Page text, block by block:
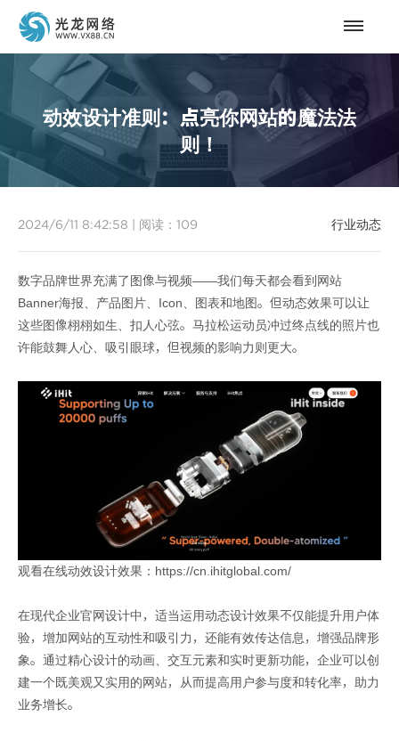
动效设计准则：点亮你网站的魔法法
则！
行业动态
2024/6/11 8:42:58 阅读： 109
数字品牌世界充满了图像与视频——我们每天都会看到网站
Banner海报、产品图片、Icon、图表和地图。但动态效果可以让
这些图像栩栩如生、扣人心弦。马拉松运动员冲过终点线的照片也
许能鼓舞人心、吸引眼球，但视频的影响力则更大。
观看在线动效设计效果：https://cn.ihitglobal.com/
在现代企业官网设计中，适当运用动态设计效果不仅能提升用户体
验，增加网站的互动性和吸引力，还能有效传达信息，增强品牌形
象。通过精心设计的动画、交互元素和实时更新功能，企业可以创
建一个既美观又实用的网站，从而提高用户参与度和转化率，助力
业务增长。